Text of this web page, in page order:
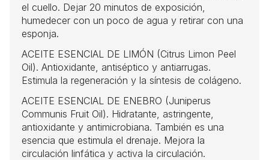
el cuello. Dejar 20 minutos de exposición,
humedecer con un poco de agua y retirar con una
esponja.
ACEITE ESENCIAL DE LIMÓN (Citrus Limon Peel
Oil). Antioxidante, antiséptico y antiarrugas.
Estimula la regeneración y la síntesis de colágeno.
ACEITE ESENCIAL DE ENEBRO (Juniperus
Communis Fruit Oil). Hidratante, astringente,
antioxidante y antimicrobiana. También es una
esencia que estimula el drenaje. Mejora la
circulación linfática y activa la circulación.